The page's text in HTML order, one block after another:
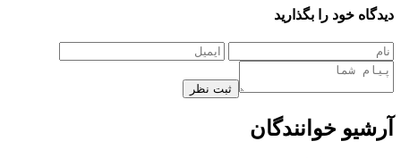
دیدگاه خود را بگذارید
ثبت نظر
آرشیو خوانندگان